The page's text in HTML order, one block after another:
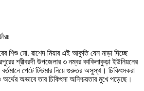
শিশু মো. রাশেদ মিয়ার এই আকুতি যেন নাড়া দিচ্ছে
শ্রীবরদী উপজেলার ৩ নম্বর কাকিলাকুড়া ইউনিয়নের
বর্তমানে পেটে টিউমার নিয়ে গুরুতর অসুস্থ। চিকিৎসকরা
অর্থের অভাবে তার চিকিৎসা অনিশ্চয়তার মুখে পড়েছে।